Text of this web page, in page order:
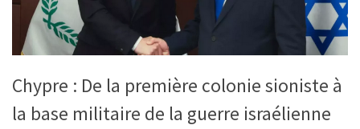
Chypre : De la première colonie sioniste à
la base militaire de la guerre israélienne